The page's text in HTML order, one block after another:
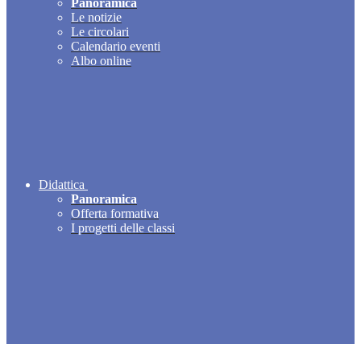
Panoramica
Le notizie
Le circolari
Calendario eventi
Albo online
Didattica
Panoramica
Offerta formativa
I progetti delle classi